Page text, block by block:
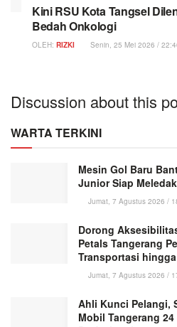
Kini RSU Kota Tangsel
Bedah Onkologi
OLEH: RIZKI Senin, 25 Mei 2026 /
Discussion about this
WARTA TERKINI
Mesin Gol Baru
Junior Siap
Jumat, 7 Agustus 2026 /
Dorong
Petals Tangerang
Transportasi
Jumat, 7 Agustus 2026 /
Ahli Kunci Pelangi,
Mobil Tangerang